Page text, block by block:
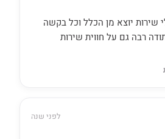
שירות יוצא מן הכלל וכל בקשה
רבה גם על חווית שירות
לפני שנה